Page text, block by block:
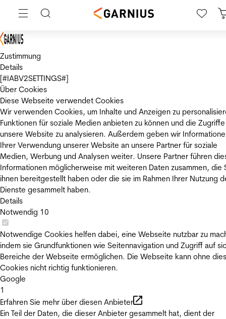
Zustimmung
Details
[#IABV2SETTINGS#]
Über Cookies
Diese Webseite verwendet Cookies
Wir verwenden Cookies, um Inhalte und Anzeigen zu
Funktionen für soziale Medien anbieten zu können und die
unsere Website zu analysieren. Außerdem geben wir
Ihrer Verwendung unserer Website an unsere Partner für soziale
Medien, Werbung und Analysen weiter. Unsere Partner führen
Informationen möglicherweise mit weiteren Daten zusammen, die
ihnen bereitgestellt haben oder die sie im Rahmen Ihrer Nutzung
Dienste gesammelt haben.
Details
Notwendig 10
Notwendige Cookies helfen dabei, eine Webseite nutzbar zu
indem sie Grundfunktionen wie Seitennavigation und Zugriff auf
Bereiche der Webseite ermöglichen. Die Webseite kann ohne
Cookies nicht richtig funktionieren.
Google
1
Erfahren Sie mehr über diesen Anbieter
Ein Teil der Daten, die dieser Anbieter gesammelt hat, dient der